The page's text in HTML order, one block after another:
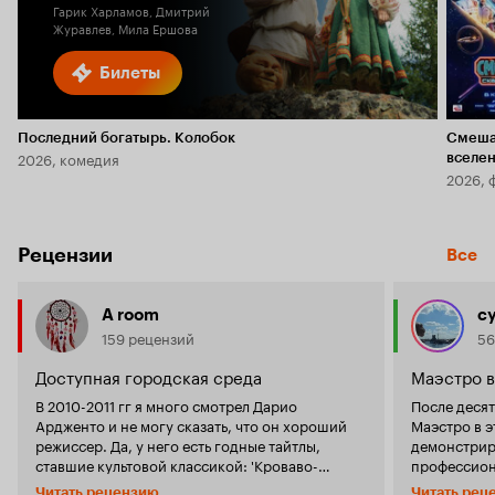
Билеты
Гарик Харламов, Дмитрий
Журавлев, Мила Ершова
Последний богатырь. Колобок
2026, комедия
2026,
Рецензии Все
A room
159 рецензий
Доступная городская среда
В 2010-2011 гг я много смотрел Дарио
Ардженто и не могу сказать, что он хороший
режиссер. Да, у него есть годные тайтлы,
ставшие культовой классикой: 'Кроваво-
красное', 'Суспирия', 'Феномен'. Но на этом
Маэстро
После
Маэстро в
фильм и